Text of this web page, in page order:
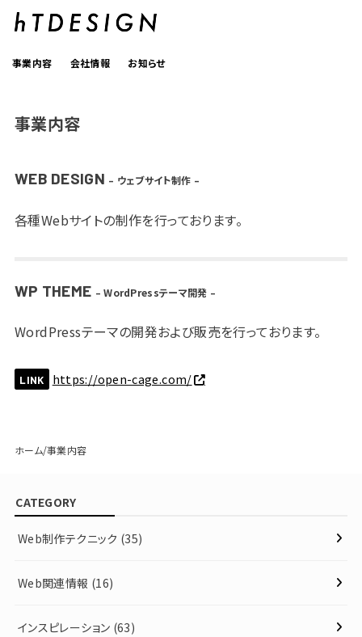
事業内容 会社情報 お知らせ
事業内容
WEB DESIGN – ウェブサイト制作 –
各種Webサイトの制作を行っております。
WP THEME – WordPressテーマ開発 –
WordPressテーマの開発および販売を行っております。
LINK https://open-cage.com/
ホーム 事業内容
CATEGORY
Web制作テクニック (35)
Web関連情報 (16)
インスピレーション (63)